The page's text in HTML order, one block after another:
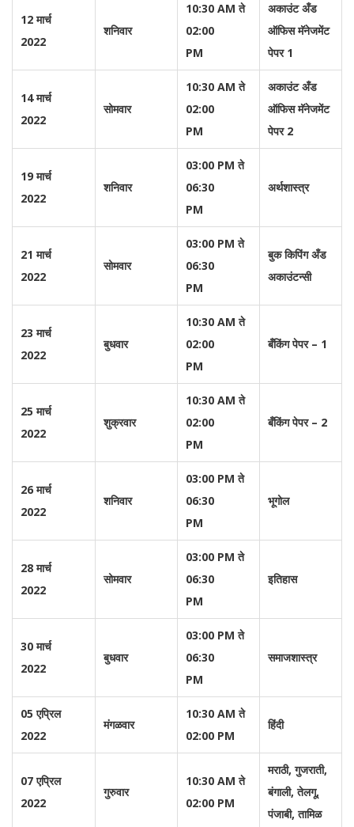
12 मार्च
2022
शनिवार
10:30 AM ते
02:00
PM
अकाउंट अँड
ऑफिस मॅनेजमेंट
पेपर 1
14 मार्च
2022
सोमवार
10:30 AM ते
02:00
PM
अकाउंट अँड
ऑफिस मॅनेजमेंट
पेपर 2
19 मार्च
2022
शनिवार
03:00 PM ते
06:30
PM
अर्थशास्त्र
21 मार्च
2022
सोमवार
03:00 PM ते
06:30
PM
बुक किपिंग अँड
अकाउंटन्सी
23 मार्च
2022
बुधवार
10:30 AM ते
02:00
PM
बँकिंग पेपर – 1
25 मार्च
2022
शुक्रवार
10:30 AM ते
02:00
PM
बँकिंग पेपर – 2
26 मार्च
2022
शनिवार
03:00 PM ते
06:30
PM
भूगोल
28 मार्च
2022
सोमवार
03:00 PM ते
06:30
PM
इतिहास
30 मार्च
2022
बुधवार
03:00 PM ते
06:30
PM
समाजशास्त्र
05 एप्रिल
2022
मंगळवार
10:30 AM ते
02:00 PM
हिंदी
07 एप्रिल
2022
गुरुवार
10:30 AM ते
02:00 PM
मराठी, गुजराती,
बंगाली, तेलगू,
पंजाबी, तामिळ